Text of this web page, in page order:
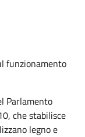
funzionamento
Parlamento
che stabilisce
legno e